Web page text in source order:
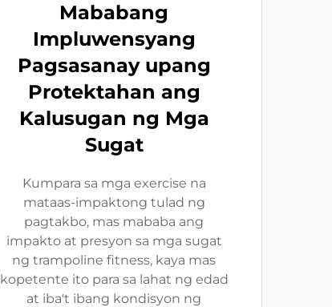
Mababang
Impluwensyang
Pagsasanay upang
Protektahan ang
Kalusugan ng Mga
Sugat
Kumpara sa mga exercise na
mataas-impaktong tulad ng
pagtakbo, mas mababa ang
impakto at presyon sa mga sugat
ng trampoline fitness, kaya mas
kopetente ito para sa lahat ng edad
at iba't ibang kondisyon ng